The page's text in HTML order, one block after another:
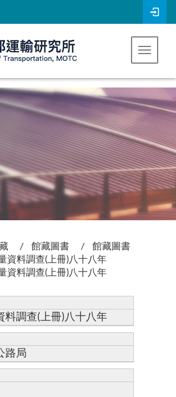
跳到主要內容
Toggle
館藏圖書
館藏圖書
資料調查(上冊)八十八年
資料調查(上冊)八十八年
料調查(上冊)八十八年
公路局